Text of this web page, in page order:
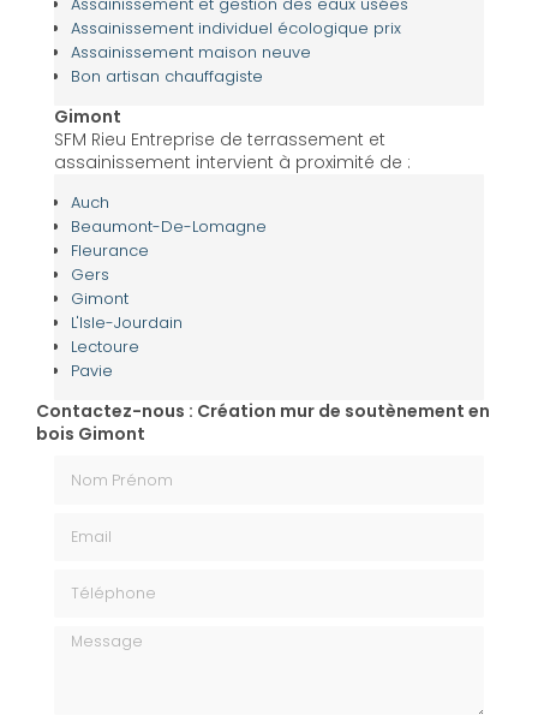
Assainissement individuel écologique prix
Assainissement maison neuve
Bon artisan chauffagiste
Gimont
SFM Rieu Entreprise de terrassement et
assainissement intervient à proximité de :
Auch
Beaumont-De-Lomagne
Fleurance
Gers
Gimont
L'Isle-Jourdain
Lectoure
Pavie
Contactez-nous : Création mur de soutènement en
bois Gimont
Message